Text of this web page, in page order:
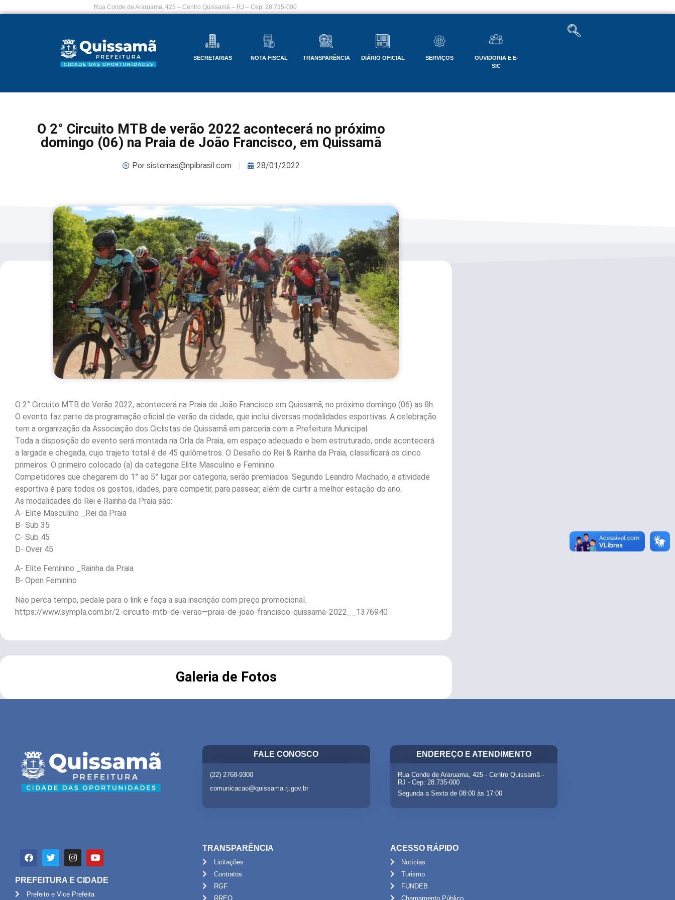
Rua Conde de Araruama, 425 – Centro Quissamã – RJ – Cep: 28.735-000
SECRETARIAS NOTA FISCAL TRANSPARÊNCIA DIÁRIO OFICIAL SERVIÇOS
OUVIDORIA E E-
SIC
O 2° Circuito MTB de verão 2022 acontecerá no próximo
domingo (06) na Praia de João Francisco, em Quissamã
Porsistemas@npibrasil.com 28/01/2022
O 2° Circuito MTB de Verão 2022, acontecerá na Praia de João Francisco em Quissamã, no próximo domingo (06) as 8h.
O evento faz parte da programação oficial de verão da cidade, que inclui diversas modalidades esportivas. A celebração
tem a organização da Associação dos Ciclistas de Quissamã em parceria com a Prefeitura Municipal.
Toda a disposição do evento será montada na Orla da Praia, em espaço adequado e bem estruturado, onde acontecerá
a largada e chegada, cujo trajeto total é de 45 quilômetros. O Desafio do Rei & Rainha da Praia, classificará os cinco
primeiros. O primeiro colocado (a) da categoria Elite Masculino e Feminino.
Competidores que chegarem do 1° ao 5° lugar por categoria, serão premiados. Segundo Leandro Machado, a atividade
esportiva é para todos os gostos, idades, para competir, para passear, além de curtir a melhor estação do ano.
As modalidades do Rei e Rainha da Praia são:
A- Elite Masculino _Rei da Praia
B- Sub 35
C- Sub 45
D- Over 45
A- Elite Feminino _Rainha da Praia
B- Open Feminino
Não perca tempo, pedale para o link e faça a sua inscrição com preço promocional.
https://www.sympla.com.br/2-circuito-mtb-de-verao—praia-de-joao-francisco-quissama-2022__1376940
Galeria de Fotos
FALE CONOSCO
(22) 2768-9300
comunicacao@quissama.rj.gov.br
ENDEREÇO E ATENDIMENTO
Rua Conde de Araruama, 425 - Centro Quissamã -
RJ - Cep: 28.735-000
Segunda a Sexta de 08:00 às 17:00
PREFEITURA E CIDADE
Prefeito e Vice Prefeita
TRANSPARÊNCIA
Licitações
Contratos
RGF
RREO
ACESSO RÁPIDO
Notícias
Turismo
FUNDEB
Chamamento Público